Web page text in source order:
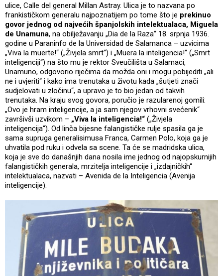
ulice, Calle del general Millan Astray. Ulica je to nazvana po
frankističkom generalu najpoznatijem po tome što je prekinuo
govor jednog od najvećih španjolskih intelektualaca, Miguela
de Unamuna, na obilježavanju „Dia de la Raza“ 18. srpnja 1936.
godine u Paraninfo de la Universidad de Salamanca – uzvicima
„Viva la muerte!“ („Živjela smrt“) i „Muera la inteligencia!“ („Smrt
inteligenciji“) na što mu je rektor Sveučilišta u Salamaci,
Unamuno, odgovorio riječima da možda oni i mogu pobijediti „ali
ne i uvjeriti“ i kako ima trenutaka u životu kada „šutjeti znači
sudjelovati u zločinu“, a upravo je to bio jedan od takvih
trenutaka. Na kraju svog govora, poručio je razularenoj gomili:
„Ovo je hram inteligencije, a ja sam njegov vrhovni svećenik“
završivši uzvikom – „Viva la inteligencia!“ („Živjela
inteligencija“). Od linča bijesne falangističke rulje spasila ga je
sama supruga generalisimusa Franca, Carmen Polo, koja ga je
uhvatila pod ruku i odvela sa scene. Ta će se madridska ulica,
koja je sve do današnjih dana nosila ime jednog od najopskurnijih
falangističkih generala, mrzitelja inteligencije i „izdajničkih“
intelektualaca, nazvati – Avenida de la Inteligencia (Avenija
inteligencije).